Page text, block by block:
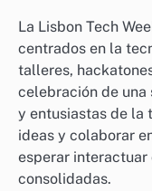
La Lisbon Tech
centrados en la
talleres,
celebración de una
y entusiastas de la
ideas y colaborar
esperar
consolidadas.